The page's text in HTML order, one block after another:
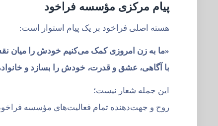
پیام مرکزی مؤسسه فراخود
هسته اصلی فراخود بر یک پیام استوار است:
«ما به زن امروزی کمک می‌کنیم خودش را میان
با آگاهی، عشق و قدرت، خودش را بسازد و
این جمله شعار نیست؛
روح و جهت‌دهنده تمام فعالیت‌های مؤسسه